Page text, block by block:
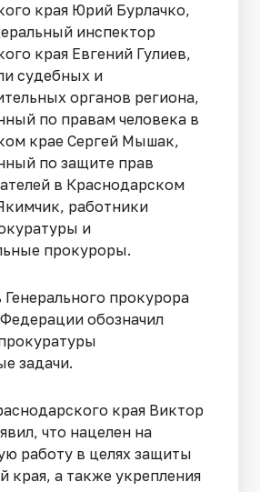
края Юрий Бурлачко,
инспектор
края Евгений Гулиев,
судебных и
органов региона,
по правам человека в
крае Сергей Мышак,
по защите прав
в Краснодарском
работники
и
прокуроры.
Генерального прокурора
обозначил
задачи.
края Виктор
что нацелен на
работу в целях защиты
края, а также укрепления